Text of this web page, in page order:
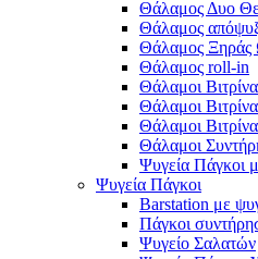
Θάλαμος Δυο
Θάλαμος
Θάλαμος Ξηράς
Θάλαμος roll-in
Θάλαμοι
Θάλαμοι
Θάλαμοι
Θάλαμοι
Ψυγεία Πάγκοι
Ψυγεία Πάγκοι
Barstation με
Πάγκοι
Ψυγείο Σαλατών